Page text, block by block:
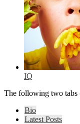
IQ
The following two tabs
Bio
Latest Posts